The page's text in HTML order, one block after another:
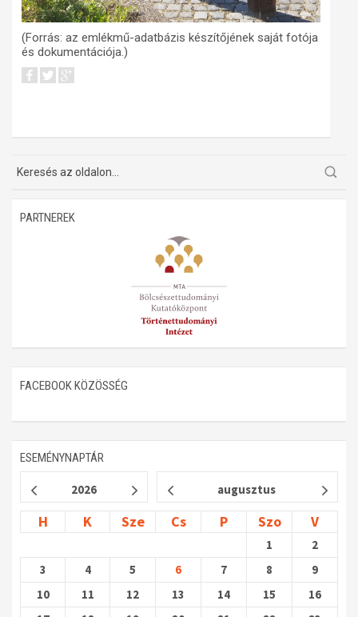
(Forrás: az emlékmű-adatbázis készítőjének saját fotója
és dokumentációja.)
PARTNEREK
FACEBOOK KÖZÖSSÉG
ESEMÉNYNAPTÁR
2026 augusztus
H K Sze Cs P Szo V
1
2
3
4 5 6 7 8
9
10
11 12 13 14 15
16